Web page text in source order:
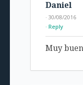
Daniel
· 30/08/2016
Reply
Muy